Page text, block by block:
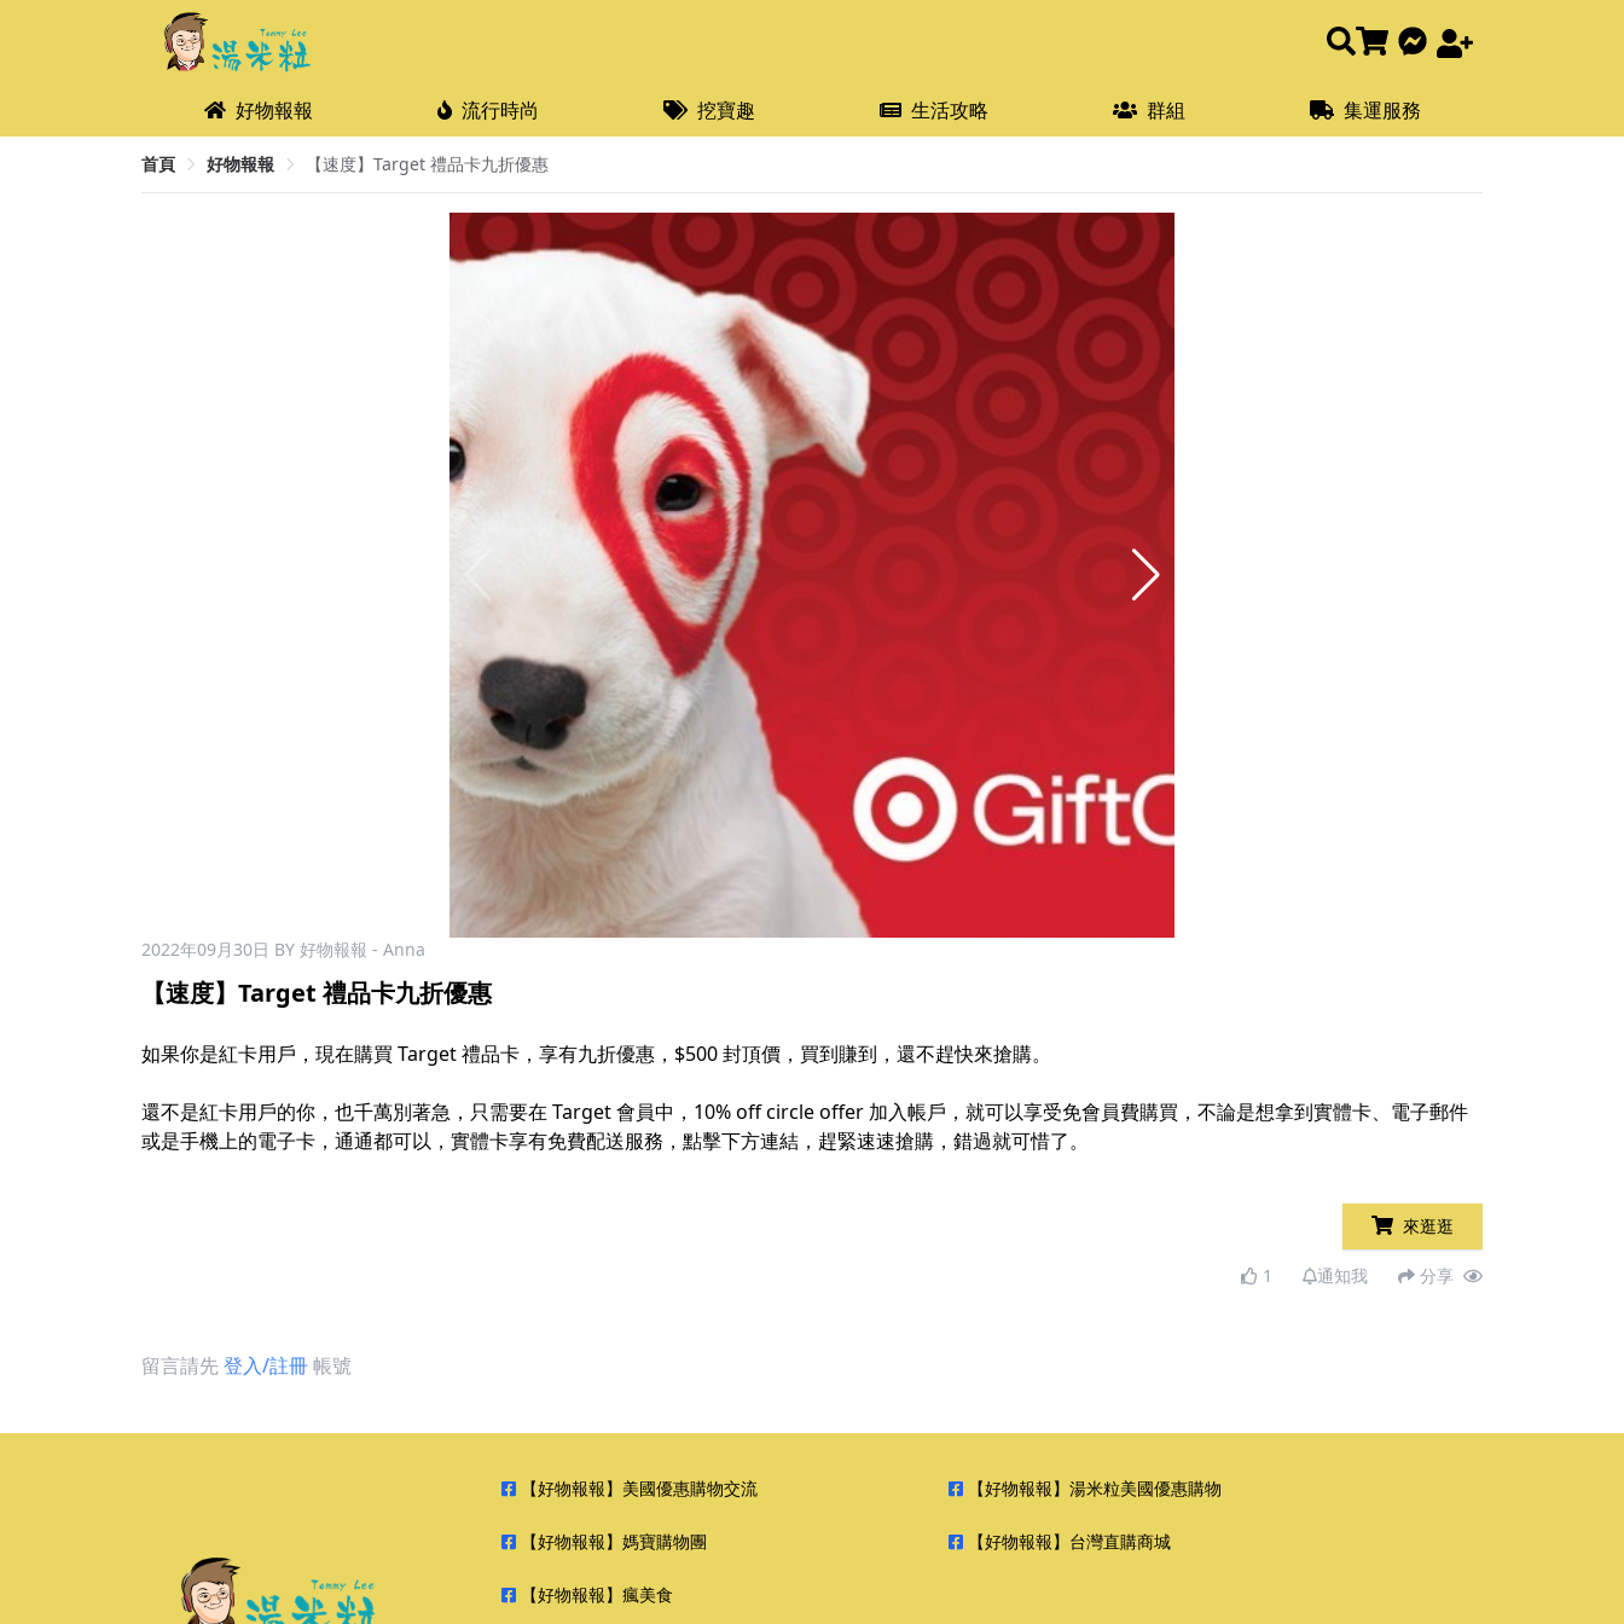
好物報報 流行時尚 挖寶趣 生活攻略 群組 集運服務
首頁 好物報報 【速度】Target 禮品卡九折優惠
2022年09月30日 BY 好物報報 - Anna
【速度】Target 禮品卡九折優惠
如果你是紅卡用戶，現在購買 Target 禮品卡，享有九折優惠，$500 封頂價，買到賺到，還不趕快來搶購。
還不是紅卡用戶的你，也千萬別著急，只需要在 Target 會員中，10% off circle offer 加入帳戶，就可以享受免會員費購買，不論是想拿到實體卡、電子郵件
或是手機上的電子卡，通通都可以，實體卡享有免費配送服務，點擊下方連結，趕緊速速搶購，錯過就可惜了。
來逛逛
1 通知我 分享
留言請先登入/註冊帳號
【好物報報】美國優惠購物交流 【好物報報】湯米粒美國優惠購物
【好物報報】媽寶購物團 【好物報報】台灣直購商城
【好物報報】瘋美食